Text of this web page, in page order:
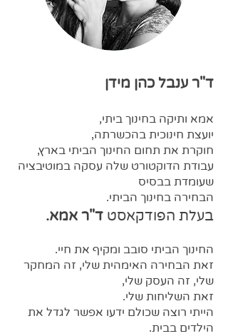
ד"ר ענבל כהן מידן
אמא ותיקה בחינוך ביתי,
יועצת חינוכית בהכשרתה,
חוקרת את תחום החינוך הביתי בארץ,
עבודת הדוקטורט שלה עסקה במוטיבציה
שעומדת בבסיס
הבחירה בחינוך הביתי.
בעלת הפודקאסט ד"ר אמא.
החינוך הביתי סובב ומקיף את חיי.
זאת הבחירה האימהית שלי, זה המחקר
שלי, זה העסק שלי,
זאת השליחות שלי.
הייתי רוצה שכולם ידעו אפשר לגדל את
הילדים בבית.